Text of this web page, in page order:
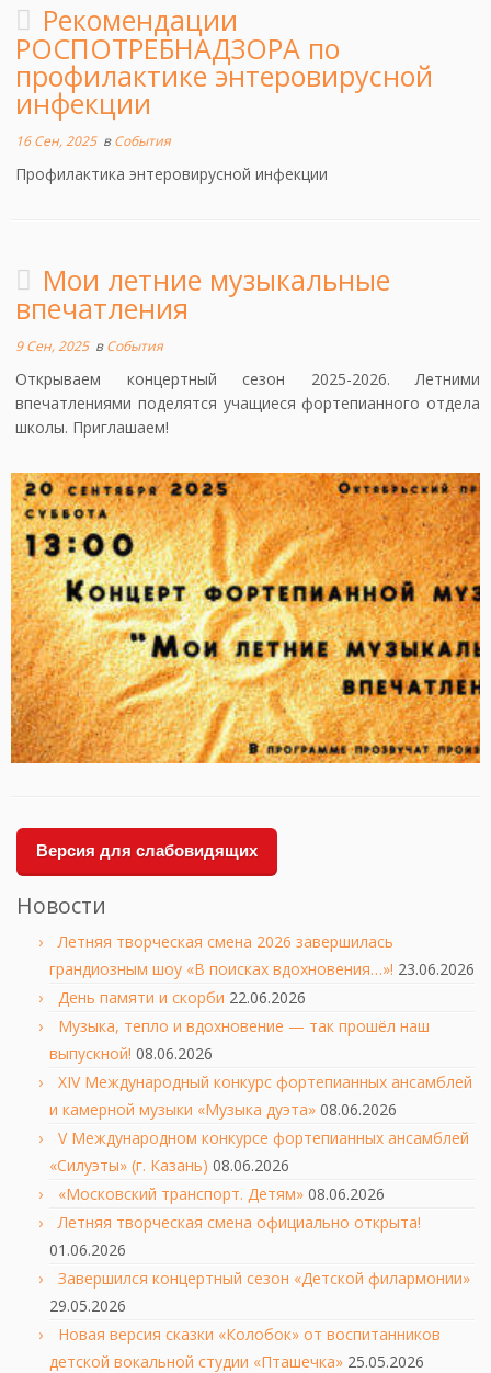
Рекомендации
РОСПОТРЕБНАДЗОРА по
профилактике энтеровирусной
инфекции
16 Сен, 2025вСобытия
Профилактика энтеровирусной инфекции
Мои летние музыкальные
впечатления
9 Сен, 2025вСобытия
Открываем концертный сезон 2025-2026. Летними
впечатлениями поделятся учащиеся фортепианного отдела
школы. Приглашаем!
Версия для слабовидящих
Новости
Летняя творческая смена 2026 завершилась
грандиозным шоу «В поисках вдохновения…»! 23.06.2026
День памяти и скорби 22.06.2026
Музыка, тепло и вдохновение — так прошёл наш
выпускной! 08.06.2026
XIV Международный конкурс фортепианных ансамблей
и камерной музыки «Музыка дуэта» 08.06.2026
V Международном конкурсе фортепианных ансамблей
«Силуэты» (г. Казань) 08.06.2026
«Московский транспорт. Детям» 08.06.2026
Летняя творческая смена официально открыта!
01.06.2026
Завершился концертный сезон «Детской филармонии»
29.05.2026
Новая версия сказки «Колобок» от воспитанников
детской вокальной студии «Пташечка» 25.05.2026